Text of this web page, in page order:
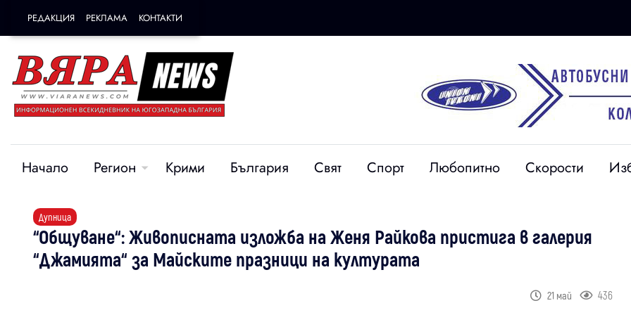
РЕДАКЦИЯ РЕКЛАМА КОНТАКТИ
Начало Регион Крими България Свят Спорт Любопитно Скорости
Дупница
“Общуване“: Живописната изложба на Женя Райкова пристига в галерия
“Джамията“ за Майските празници на културата
21 май 436